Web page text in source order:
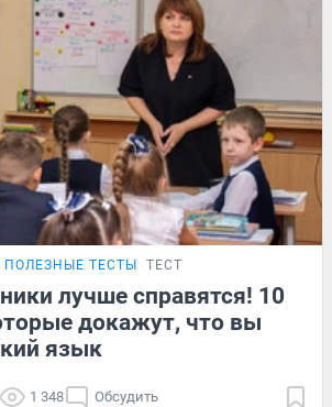
ПОЛЕЗНЫЕ ТЕСТЫ ТЕСТ
лучше справятся! 10
докажут, что вы
язык
1 348 Обсудить